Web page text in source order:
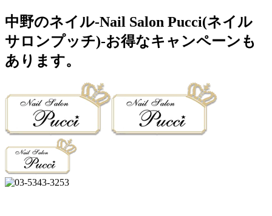
中野のネイル-Nail Salon Pucci(ネイル
サロンプッチ)-お得なキャンペーンも
あります。